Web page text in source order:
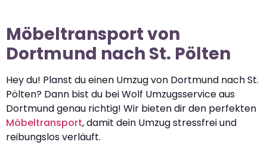
Möbeltransport von
Dortmund nach St. Pölten
Hey du! Planst du einen Umzug von Dortmund nach St.
Pölten? Dann bist du bei Wolf Umzugsservice aus
Dortmund genau richtig! Wir bieten dir den perfekten
Möbeltransport, damit dein Umzug stressfrei und
reibungslos verläuft.